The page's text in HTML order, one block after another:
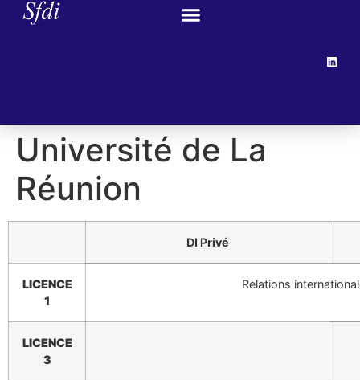
Université de La
Réunion
DI Privé
LICENCE
1
Relations
LICENCE
3